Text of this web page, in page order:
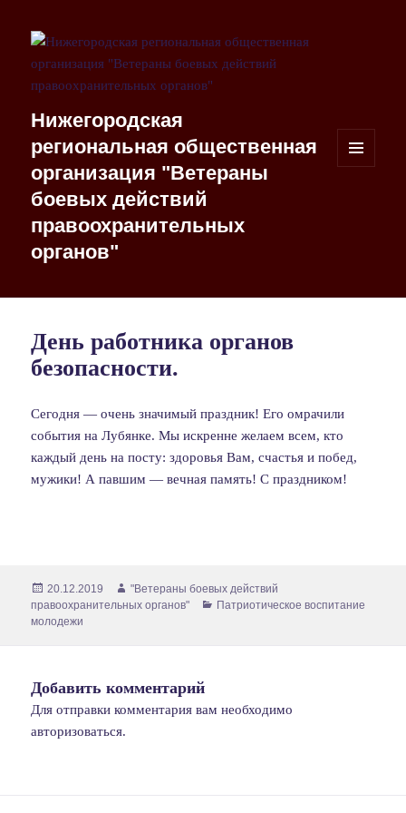
Нижегородская
региональная общественная
организация "Ветераны
боевых действий
правоохранительных
органов"
День работника органов
безопасности.
Сегодня — очень значимый праздник! Его омрачили
события на Лубянке. Мы искренне желаем всем, кто
каждый день на посту: здоровья Вам, счастья и побед,
мужики! А павшим — вечная память! С праздником!
Опубликовано
20.12.2019 Автор
"Ветераны боевых действий
правоохранительных органов"
Рубрики
Патриотическое воспитание
молодежи
Добавить комментарий
Для отправки комментария вам необходимо
авторизоваться.